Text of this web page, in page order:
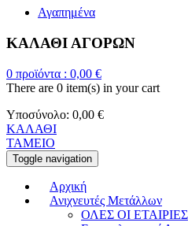
Αγαπημένα
ΚΑΛΑΘΙ ΑΓΟΡΩΝ
0 προϊόντα : 0,00 €
There are 0 item(s) in your cart
Υποσύνολο: 0,00 €
ΚΑΛΑΘΙ
ΤΑΜΕΙΟ
Toggle navigation
Αρχική
Ανιχνευτές Μετάλλων
ΟΛΕΣ ΟΙ ΕΤΑΙΡΙΕΣ